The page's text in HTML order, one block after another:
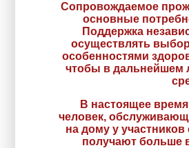
Сопровождаемое
основные
Поддержка
осуществлять
особенностями
чтобы в дальнейшем
В настоящее
человек,
на дому у
получают больше